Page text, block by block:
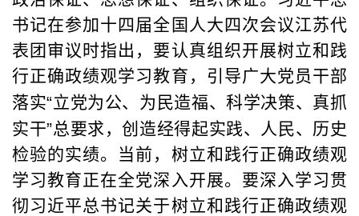
书记在参加十四届全国人大四次会议江苏代
表团审议时指出，要认真组织开展树立和践
行正确政绩观学习教育，引导广大党员干部
落实“立党为公、为民造福、科学决策、真抓
实干”总要求，创造经得起实践、人民、历史
检验的实绩。当前，树立和践行正确政绩观
学习教育正在全党深入开展。要深入学习贯
彻习近平总书记关于树立和践行正确政绩观